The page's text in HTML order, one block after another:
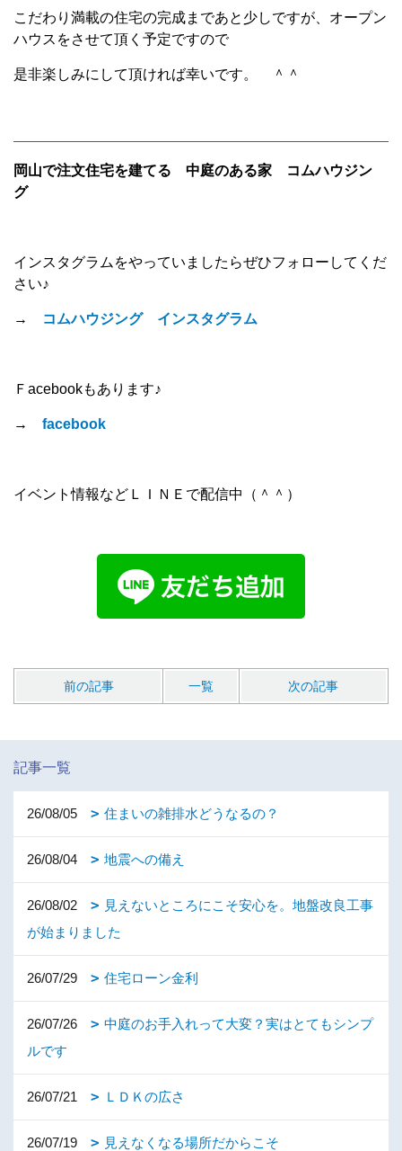
こだわり満載の住宅の完成まであと少しですが、オープン
ハウスをさせて頂く予定ですので
是非楽しみにして頂ければ幸いです。 ＾＾
岡山で注文住宅を建てる 中庭のある家 コムハウジン
グ
インスタグラムをやっていましたらぜひフォローしてくだ
さい♪
→ コムハウジング インスタグラム
Ｆacebookもあります♪
→ facebook
イベント情報などＬＩＮＥで配信中（＾＾）
前の記事 一覧 次の記事
記事一覧
26/08/05 住まいの雑排水どうなるの？
26/08/04 地震への備え
26/08/02
見えないところにこそ安心を。地盤改良工事
が始まりました
26/07/29 住宅ローン金利
26/07/26
中庭のお手入れって大変？実はとてもシンプ
ルです
26/07/21 ＬＤＫの広さ
26/07/19 見えなくなる場所だからこそ